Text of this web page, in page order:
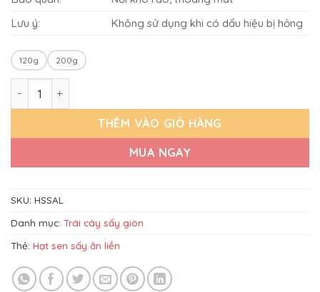
Lưu ý:
Không sử dụng khi có dấu hiệu bị hỏng
120g 200g
THÊM VÀO GIỎ HÀNG
MUA NGAY
SKU: HSSAL
Danh mục: Trái cây sấy giòn
Thẻ: Hạt sen sấy ăn liền